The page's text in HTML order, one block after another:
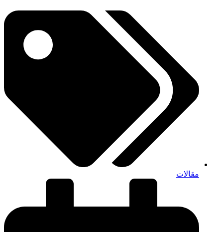
مقالات